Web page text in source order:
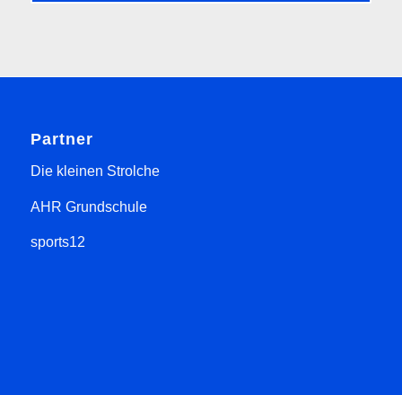
Partner
Die kleinen Strolche
AHR Grundschule
sports12